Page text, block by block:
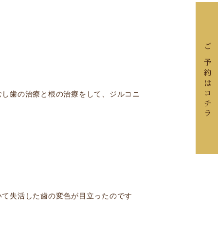
ご予約はコチラ
歯の治療と根の治療をして、ジルコニ
失活した歯の変色が目立ったのです